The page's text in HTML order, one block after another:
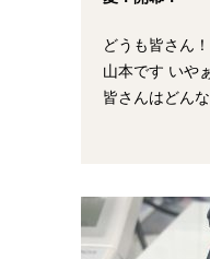
どうも皆さん
山本です いや
皆さんはどんな